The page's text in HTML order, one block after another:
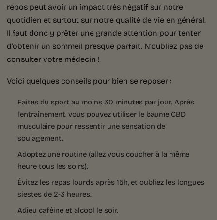
repos peut avoir un impact très négatif sur notre
quotidien et surtout sur notre qualité de vie en général.
Il faut donc y prêter une grande attention pour tenter
d’obtenir un sommeil presque parfait. N’oubliez pas de
consulter votre médecin !
Voici quelques conseils pour bien se reposer :
Faites du sport au moins 30 minutes par jour. Après
l’entraînement, vous pouvez utiliser le baume CBD
musculaire pour ressentir une sensation de
soulagement.
Adoptez une routine (allez vous coucher à la même
heure tous les soirs).
Évitez les repas lourds après 15h, et oubliez les longues
siestes de 2-3 heures.
Adieu caféine et alcool le soir.